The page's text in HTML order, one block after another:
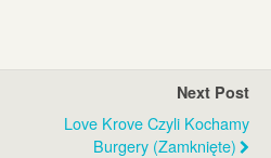
Next Post
Love Krove Czyli Kochamy
Burgery (zamknięte)